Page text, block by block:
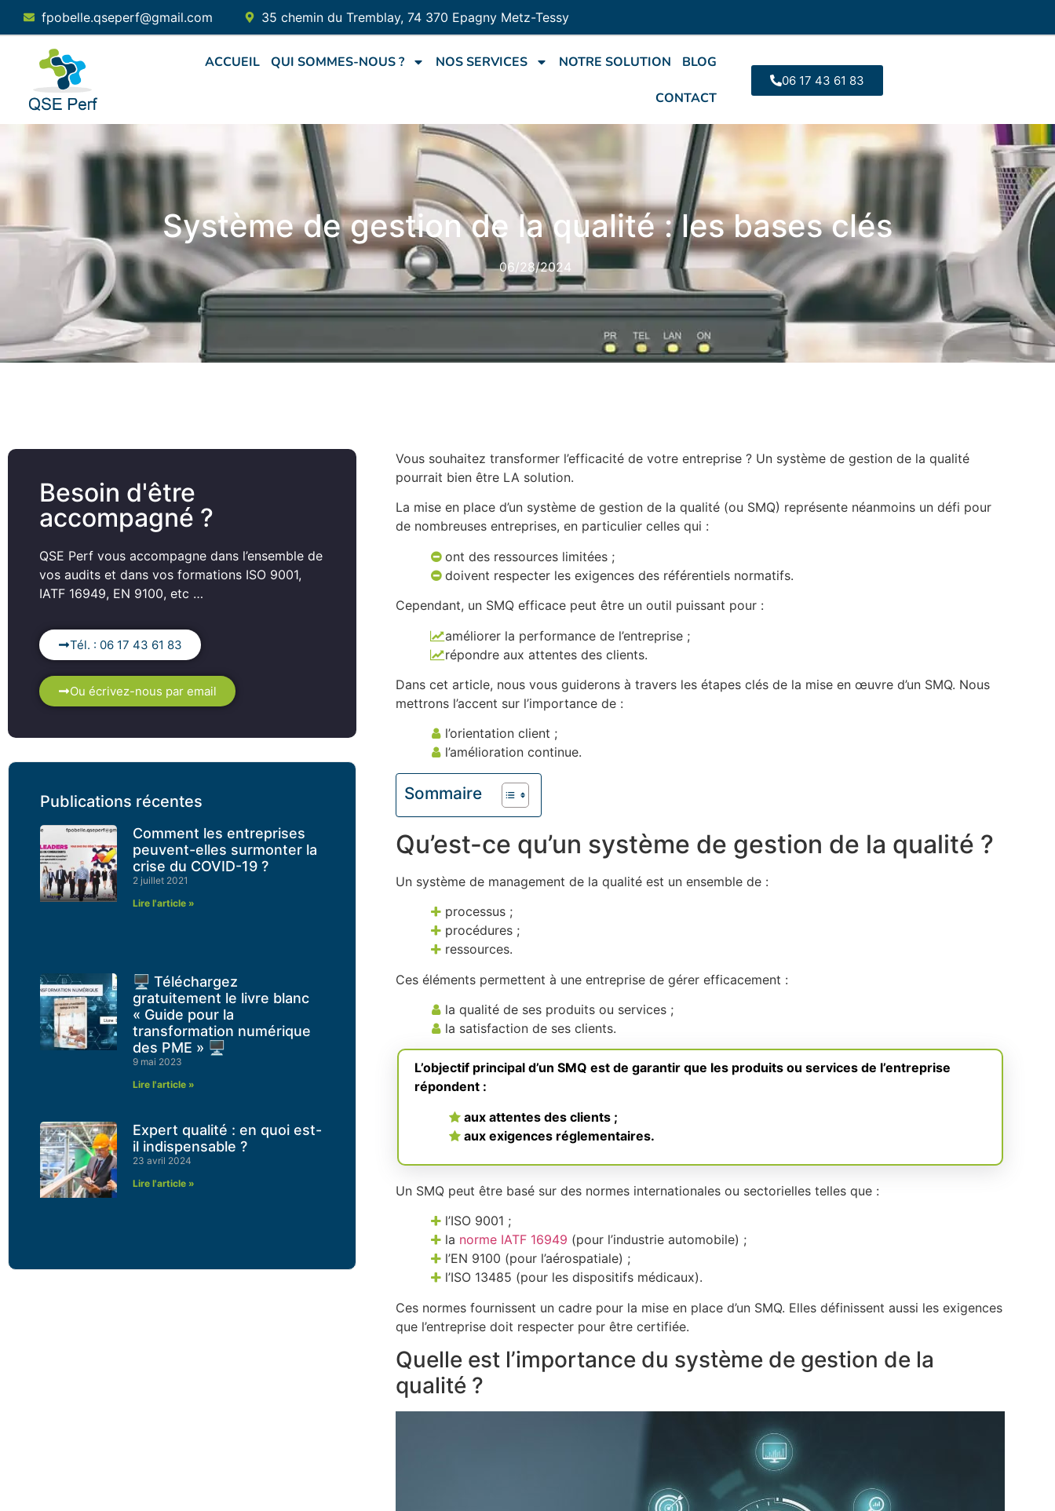
fpobelle.qseperf@gmail.com 35 chemin du Tremblay, 74 370 Epagny Metz-Tessy
ACCUEIL QUI SOMMES-NOUS ? NOS SERVICES NOTRE SOLUTION BLOG
CONTACT
06 17 43 61 83
Système de gestion de la qualité : les bases clés
06/28/2024
Besoin d'être
accompagné ?
QSE Perf vous accompagne dans l’ensemble de
vos audits et dans vos formations ISO 9001,
IATF 16949, EN 9100, etc …
Tél. : 06 17 43 61 83
Ou écrivez-nous par email
Publications récentes
Comment les entreprises
peuvent-elles surmonter la
crise du COVID-19 ?
2 juillet 2021
Lire l'article »
🖥 Téléchargez
gratuitement le livre blanc
« Guide pour la
transformation numérique
des PME » 🖥
9 mai 2023
Lire l'article »
Expert qualité : en quoi est-
il indispensable ?
23 avril 2024
Lire l'article »
Vous souhaitez transformer l’efficacité de votre entreprise ? Un système de gestion de la qualité
pourrait bien être LA solution.
La mise en place d’un système de gestion de la qualité (ou SMQ) représente néanmoins un défi pour
de nombreuses entreprises, en particulier celles qui :
ont des ressources limitées ;
doivent respecter les exigences des référentiels normatifs.
Cependant, un SMQ efficace peut être un outil puissant pour :
améliorer la performance de l’entreprise ;
répondre aux attentes des clients.
Dans cet article, nous vous guiderons à travers les étapes clés de la mise en œuvre d’un SMQ. Nous
mettrons l’accent sur l’importance de :
l’orientation client ;
l’amélioration continue.
Sommaire
Qu’est-ce qu’un système de gestion de la qualité ?
Un système de management de la qualité est un ensemble de :
processus ;
procédures ;
ressources.
Ces éléments permettent à une entreprise de gérer efficacement :
la qualité de ses produits ou services ;
la satisfaction de ses clients.
L’objectif principal d’un SMQ est de garantir que les produits ou services de l’entreprise
répondent :
aux attentes des clients ;
aux exigences réglementaires.
Un SMQ peut être basé sur des normes internationales ou sectorielles telles que :
l’ISO 9001 ;
la norme IATF 16949 (pour l’industrie automobile) ;
l’EN 9100 (pour l’aérospatiale) ;
l’ISO 13485 (pour les dispositifs médicaux).
Ces normes fournissent un cadre pour la mise en place d’un SMQ. Elles définissent aussi les exigences
que l’entreprise doit respecter pour être certifiée.
Quelle est l’importance du système de gestion de la
qualité ?